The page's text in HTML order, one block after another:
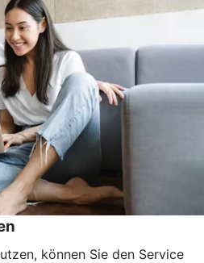
können Sie den Service